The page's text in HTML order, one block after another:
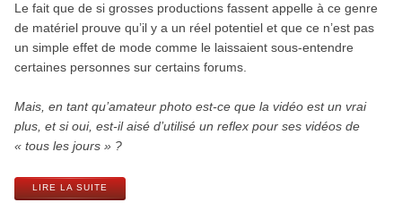
Le fait que de si grosses productions fassent appelle à ce genre
de matériel prouve qu’il y a un réel potentiel et que ce n’est pas
un simple effet de mode comme le laissaient sous-entendre
certaines personnes sur certains forums.
Mais, en tant qu’amateur photo est-ce que la vidéo est un vrai
plus, et si oui, est-il aisé d’utilisé un reflex pour ses vidéos de
« tous les jours » ?
LIRE LA SUITE